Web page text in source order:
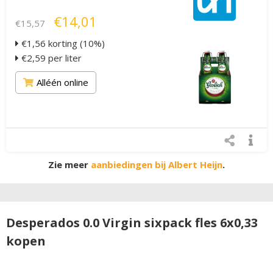
€15,57 €14,01
€1,56 korting (10%)
€2,59 per liter
Alléén online
Zie meer aanbiedingen bij Albert Heijn.
Desperados 0.0 Virgin sixpack fles 6x0,33
kopen